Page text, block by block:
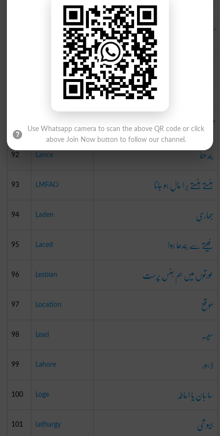
قید کرنا
کم
لنگڑا
Latest تازہ ترین
92 Lance بندھنا
93 LMFAO ہنستے ہنستے برا حال ہو جانا
94 Laden بھاری
95 Laced فیتے سے بَندھا ہُوا
96 Lesbian عورتوں میں ہم جنس پرست
97 Location موقع
98 Lead سیسہ
99 Lahore لاہور
100 Loge سائبان یا احاطہ
101 Lethargy بیہوشی
Use Whatsapp camera to scan the above QR code or click
above Join Now button to follow our channel.